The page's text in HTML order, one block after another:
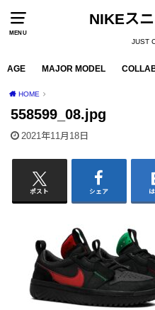
MENU
NIKEス
JUST
AGE MAJOR MODEL
HOME
558599_08.jpg
2021年11月18日
ポスト シェア